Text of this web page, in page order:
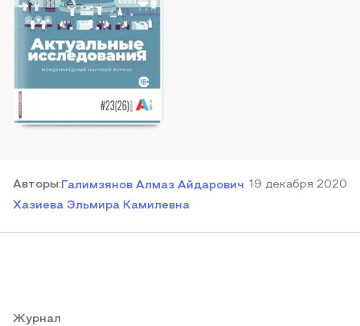
Авторы:Галимзянов Алмаз Айдарович
Хазиева Эльмира Камилевна
19 декабря 2020
Журнал